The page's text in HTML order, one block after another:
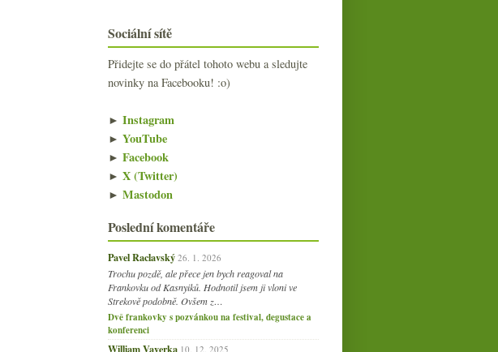
Sociální sítě
Přidejte se do přátel tohoto webu a sledujte
novinky na Facebooku! :o)
► Instagram
► YouTube
► Facebook
► X (Twitter)
► Mastodon
Poslední komentáře
Pavel Raclavský 26. 1. 2026
Trochu pozdě, ale přece jen bych reagoval na
Frankovku od Kasnyiků. Hodnotil jsem ji vloni ve
Strekově podobně. Ovšem z…
Dvě frankovky s pozvánkou na festival, degustace a
konferenci
William Vaverka 10. 12. 2025